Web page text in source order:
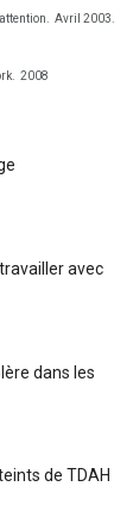
Avril 2003.
2008
avec
dans les
de TDAH